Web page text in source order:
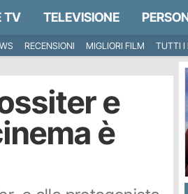
TV TELEVISIONE
RECENSIONI MIGLIORI FILM TUTTI I
e
è